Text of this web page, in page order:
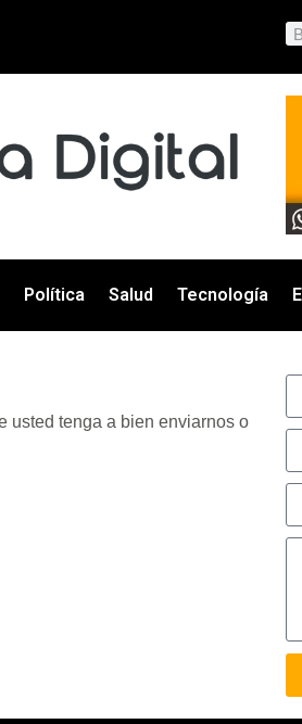
Política Salud Tecnología
usted tenga a bien enviarnos o